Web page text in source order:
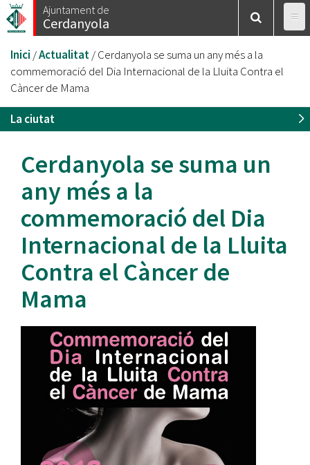
Vés
al
Ajuntament de
Cerdanyola
Esteu
aquí
Inici /Actualitat/Cerdanyola se suma un any més a la
commemoració del Dia Internacional de la Lluita Contra el
Càncer de Mama
La ciutat
Cerdanyola se suma un
any més a la
commemoració del Dia
Internacional de la Lluita
Contra el Càncer de
Mama